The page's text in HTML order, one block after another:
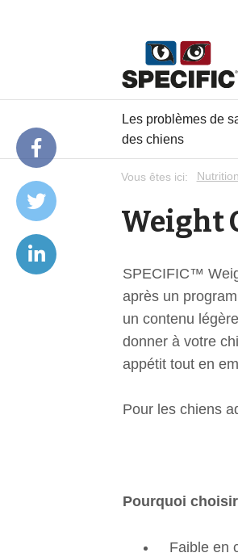
Les problèmes de
des chiens
Vous êtes ici:
Weight
SPECIFIC™
après un
un contenu
donner à votre
appétit tout en
Pour les chiens
Pourquoi
Faible en